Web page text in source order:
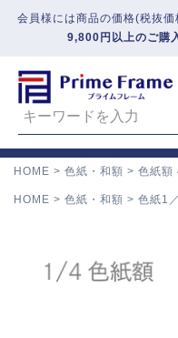
会員様には商品の価格(税抜価
9,800円以上のご購
HOME 色紙・和額 色紙額
HOME 色紙・和額 色紙1